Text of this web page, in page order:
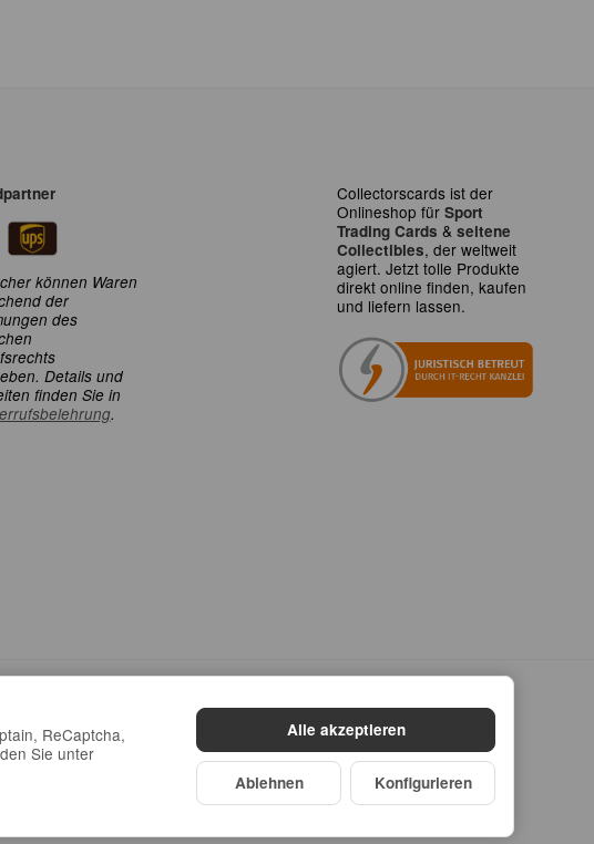
können Waren
der
des
Details und
finden Sie in
.
Collectorscards ist der
Onlineshop für Sport
Trading Cards & seltene
Collectibles, der weltweit
agiert. Jetzt tolle Produkte
direkt online finden, kaufen
und liefern lassen.
Made with♥byeRock Creations
Alle akzeptieren
Ablehnen Konfigurieren
ReCaptcha,
Sie unter